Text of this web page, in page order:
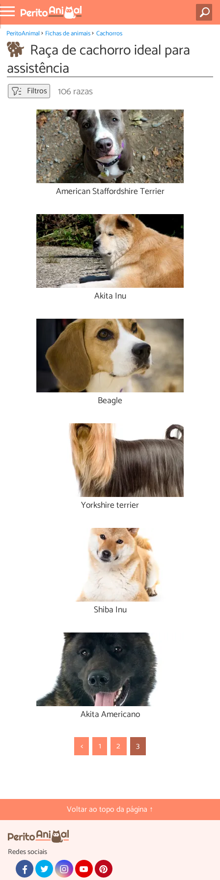
PeritoAnimal Fichas de animais Cachorros
Raça de cachorro ideal para
assistência
Filtros 106 razas
American Staffordshire Terrier
Akita Inu
Beagle
Yorkshire terrier
Shiba Inu
Akita Americano
< 1 2 3
Voltar ao topo da página ↑
Redes sociais